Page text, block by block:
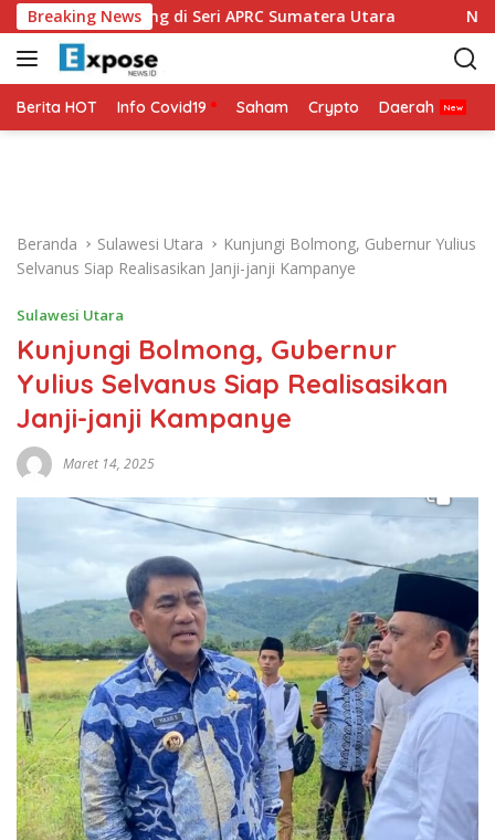
a
g
u
Breaking News
Bertarung di Seri APRC Sumatera Utara Napoli
Berita HOT Info Covid19 Saham Crypto Daerah
Beranda Sulawesi Utara
Kunjungi Bolmong, Gubernur Yulius
Selvanus Siap Realisasikan Janji-janji Kampanye
Sulawesi Utara
Kunjungi Bolmong, Gubernur
Yulius Selvanus Siap Realisasikan
Janji-janji Kampanye
Maret 14, 2025